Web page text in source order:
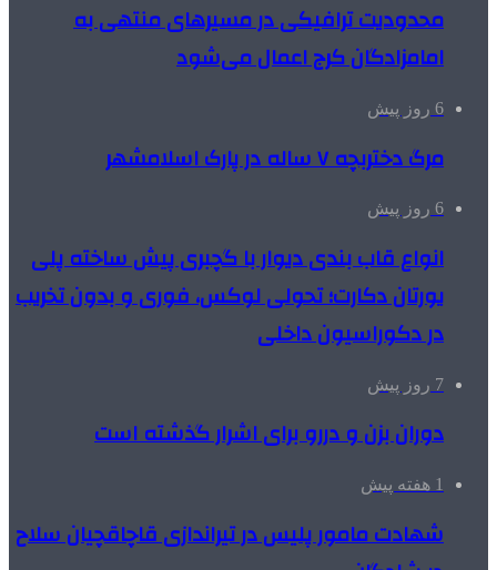
محدودیت ترافیکی در مسیرهای منتهی به
امامزادگان کرج اعمال می‌شود
6 روز پیش
مرگ دختربچه ۷ ساله در پارک اسلامشهر
6 روز پیش
انواع قاب بندی دیوار با گچبری پیش ساخته پلی
یورتان دکارت؛ تحولی لوکس، فوری و بدون تخریب
در دکوراسیون داخلی
7 روز پیش
دوران بزن و دررو برای اشرار گذشته است
1 هفته پیش
شهادت مامور پلیس در تیراندازی قاچاقچیان سلاح